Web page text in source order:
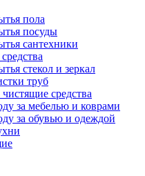
пола
посуды
сантехники
стекол и зеркал
труб
средства
за мебелью и коврами
за обувью и одеждой